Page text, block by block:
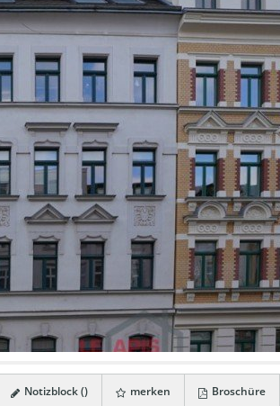
Notizblock () merken Broschüre